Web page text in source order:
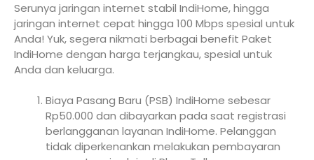
Serunya jaringan internet stabil IndiHome, hingga
jaringan internet cepat hingga 100 Mbps spesial untuk
Anda! Yuk, segera nikmati berbagai benefit Paket
IndiHome dengan harga terjangkau, spesial untuk
Anda dan keluarga.
Biaya Pasang Baru (PSB) IndiHome sebesar
Rp50.000 dan dibayarkan pada saat registrasi
berlangganan layanan IndiHome. Pelanggan
tidak diperkenankan melakukan pembayaran